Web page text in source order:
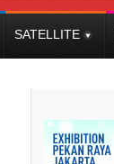
SATELLITE